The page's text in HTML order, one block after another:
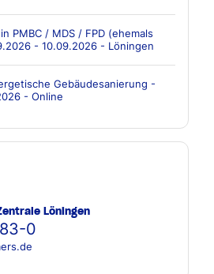
PMBC / MDS / FPD (ehemals
- 10.09.2026 - Löningen
Gebäudesanierung -
- Online
Löningen
0